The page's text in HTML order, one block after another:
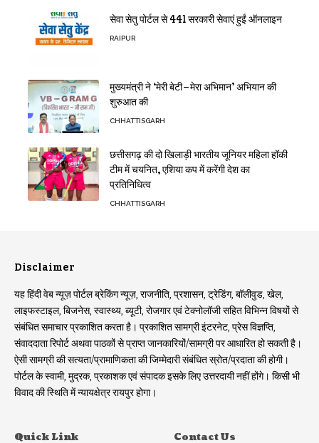
सेवा सेतु पोर्टल से 441 सरकारी सेवाएं हुईं ऑनलाइन
RAIPUR
मुख्यमंत्री ने ‘मेरी बेटी–मेरा अभिमान’ अभियान की
शुरुआत की
CHHATTISGARH
छत्तीसगढ़ की दो खिलाड़ी भारतीय जूनियर महिला हॉकी
टीम में चयनित, एशिया कप में करेंगी देश का
प्रतिनिधित्व
CHHATTISGARH
Disclaimer
यह हिंदी वेब न्यूज़ पोर्टल ब्रेकिंग न्यूज़, राजनीति, प्रशासन, ट्रेडिंग, बॉलीवुड, खेल,
लाइफस्टाइल, बिजनेस, स्वास्थ्य, ब्यूटी, रोजगार एवं टेक्नोलॉजी सहित विभिन्न विषयों से
संबंधित समाचार प्रकाशित करता है। प्रकाशित सामग्री इंटरनेट, प्रेस विज्ञप्ति,
संवाददाता रिपोर्ट अथवा पाठकों से प्राप्त जानकारियों/सामग्री पर आधारित हो सकती है।
ऐसी सामग्री की सत्यता/प्रामाणिकता की जिम्मेदारी संबंधित स्रोत/प्रदाता की होगी।
पोर्टल के स्वामी, मुद्रक, प्रकाशक एवं संपादक इसके लिए उत्तरदायी नहीं होंगे। किसी भी
विवाद की स्थिति में न्यायक्षेत्र रायपुर होगा।
Quick Link Contact Us